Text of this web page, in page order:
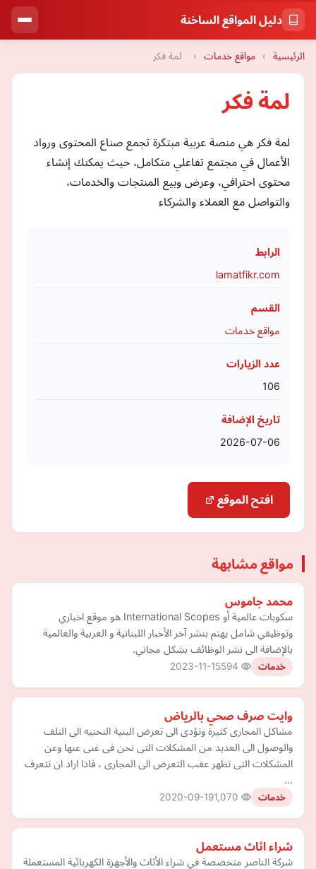
دليل المواقع الساخنة
الرئيسية › مواقع خدمات › لمة فكر
لمة فكر
لمة فكر هي منصة عربية مبتكرة تجمع صناع المحتوى ورواد
الأعمال في مجتمع تفاعلي متكامل، حيث يمكنك إنشاء
محتوى احترافي، وعرض وبيع المنتجات والخدمات،
والتواصل مع العملاء والشركاء
الرابط
lamatfikr.com
القسم
مواقع خدمات
عدد الزيارات
106
تاريخ الإضافة
2026-07-06
افتح الموقع
مواقع مشابهة
محمد جاموس
سكوبات عالمية أو International Scopes هو موقع اخباري
وتوظيفي شامل يهتم بنشر آخر الأخبار اللبنانية و العربية والعالمية
بالإضافة الى نشر الوظائف بشكل مجاني.
خدمات 2023-11-15
وايت صرف صحي بالرياض
مشاكل المجارى كثيرة وتؤدى الى تعرض البنية التحتيه الى التلف
والوصول الى العديد من المشكلات التى نحن فى غنى عنها وعن
المشكلات التى تظهر عقب التعرض الى المجارى ، فاذا اراد ان تتعرف
…
خدمات 2020-09-19
شراء اثاث مستعمل
شركة الناصر متخصصة في شراء الأثاث والأجهزة الكهربائية المستعملة